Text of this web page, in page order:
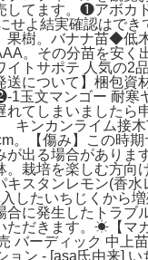
てます。❶アボカ
せよ結実確認はでき
樹。バナナ苗◆低木
。その分苗を安く
イトサポテ 人気の2
送について】梱包資
1玉文マンゴー 耐寒
れてしまいましたら
ンカンライム接木
。【傷み】この時期
が出る場合がありま
。栽培を楽しむ方向
キスタンレモン(香水
したいちじくから
に発生したトラブ
ただきます。☀【マ
バーディック 中上
ョン - [asa氏由来]